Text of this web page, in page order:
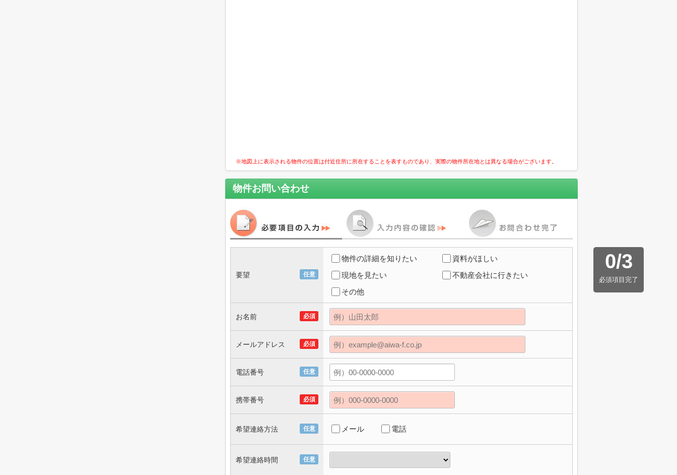
※地図上に表示される物件の位置は付近住所に所在することを表すものであり、実際の物件所在地とは異なる場合がございます。
物件お問い合わせ
0/3
必須項目完了
任意
要望
物件の詳細を知りたい
資料がほしい
現地を見たい
不動産会社に行きたい
その他
必須
お名前
必須
メールアドレス
任意
電話番号
必須
携帯番号
任意
希望連絡方法 メール 電話
任意
希望連絡時間